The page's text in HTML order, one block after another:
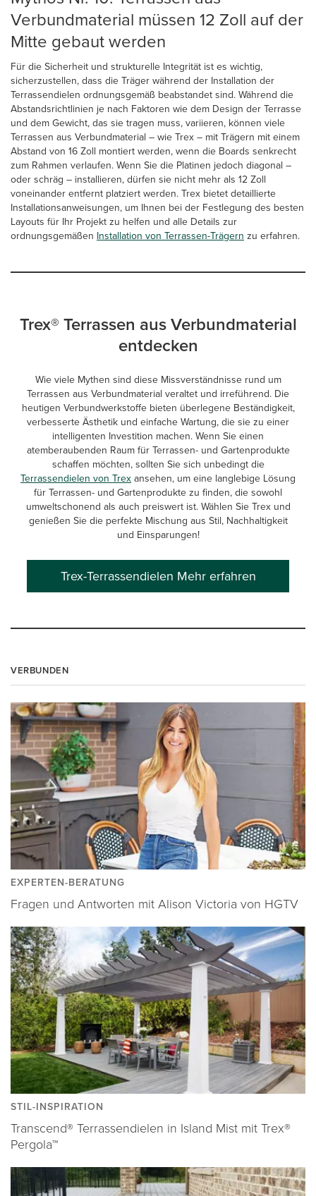
Verbundmaterial müssen 12 Zoll auf der
Mitte gebaut werden
Für die Sicherheit und strukturelle Integrität ist es wichtig,
sicherzustellen, dass die Träger während der Installation der
Terrassendielen ordnungsgemäß beabstandet sind. Während die
Abstandsrichtlinien je nach Faktoren wie dem Design der Terrasse
und dem Gewicht, das sie tragen muss, variieren, können viele
Terrassen aus Verbundmaterial – wie Trex – mit Trägern mit einem
Abstand von 16 Zoll montiert werden, wenn die Boards senkrecht
zum Rahmen verlaufen. Wenn Sie die Platinen jedoch diagonal –
oder schräg – installieren, dürfen sie nicht mehr als 12 Zoll
voneinander entfernt platziert werden. Trex bietet detaillierte
Installationsanweisungen, um Ihnen bei der Festlegung des besten
Layouts für Ihr Projekt zu helfen und alle Details zur
ordnungsgemäßen Installation von Terrassen-Trägern zu erfahren.
Trex® Terrassen aus Verbundmaterial
entdecken
Wie viele Mythen sind diese Missverständnisse rund um
Terrassen aus Verbundmaterial veraltet und irreführend. Die
heutigen Verbundwerkstoffe bieten überlegene Beständigkeit,
verbesserte Ästhetik und einfache Wartung, die sie zu einer
intelligenten Investition machen. Wenn Sie einen
atemberaubenden Raum für Terrassen- und Gartenprodukte
schaffen möchten, sollten Sie sich unbedingt die
Terrassendielen von Trexansehen, um eine langlebige Lösung
für Terrassen- und Gartenprodukte zu finden, die sowohl
umweltschonend als auch preiswert ist. Wählen Sie Trex und
genießen Sie die perfekte Mischung aus Stil, Nachhaltigkeit
und Einsparungen!
Trex-Terrassendielen Mehr erfahren
VERBUNDEN
EXPERTEN-BERATUNG
Fragen und Antworten mit Alison Victoria von HGTV
STIL-INSPIRATION
Transcend® Terrassendielen in Island Mist mit Trex®
Pergola™